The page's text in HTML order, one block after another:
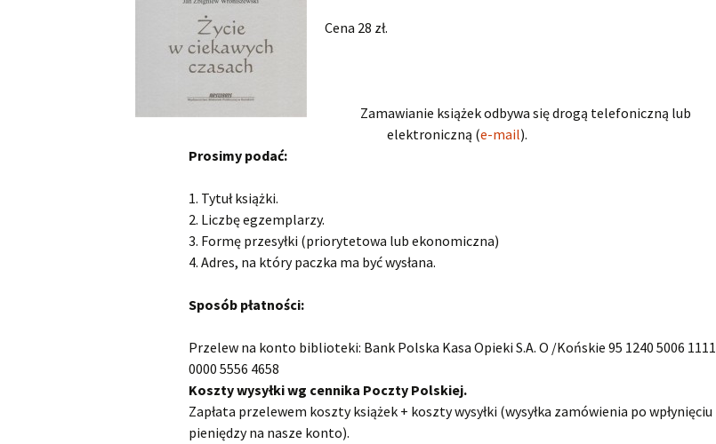
Cena 28 zł.
Zamawianie książek odbywa się drogą telefoniczną lub
elektroniczną (e-mail).
Prosimy podać:
1. Tytuł książki.
2. Liczbę egzemplarzy.
3. Formę przesyłki (priorytetowa lub ekonomiczna)
4. Adres, na który paczka ma być wysłana.
Sposób płatności:
Przelew na konto biblioteki: Bank Polska Kasa Opieki S.A. O /Końskie 95 1240 5006 1111
0000 5556 4658
Koszty wysyłki wg cennika Poczty Polskiej.
Zapłata przelewem koszty książek + koszty wysyłki (wysyłka zamówienia po wpłynięciu
pieniędzy na nasze konto).